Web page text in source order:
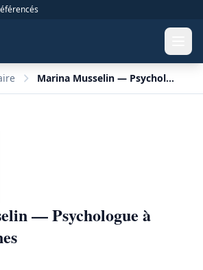
Marina Musselin — Psychologue à Miserey Salines
— Psychologue à